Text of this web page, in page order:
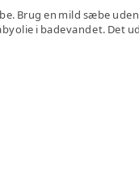
Brug en mild sæbe
i badevandet. Det